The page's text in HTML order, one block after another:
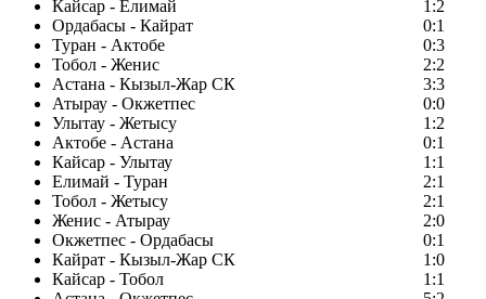
Кайсар - Елимай
1:2
Ордабасы - Кайрат
0:1
Туран - Актобе
0:3
Тобол - Женис
2:2
Астана - Кызыл-Жар СК
3:3
Атырау - Окжетпес
0:0
Улытау - Жетысу
1:2
Актобе - Астана
0:1
Кайсар - Улытау
1:1
Елимай - Туран
2:1
Тобол - Жетысу
2:1
Женис - Атырау
2:0
Окжетпес - Ордабасы
0:1
Кайрат - Кызыл-Жар СК
1:0
Кайсар - Тобол
1:1